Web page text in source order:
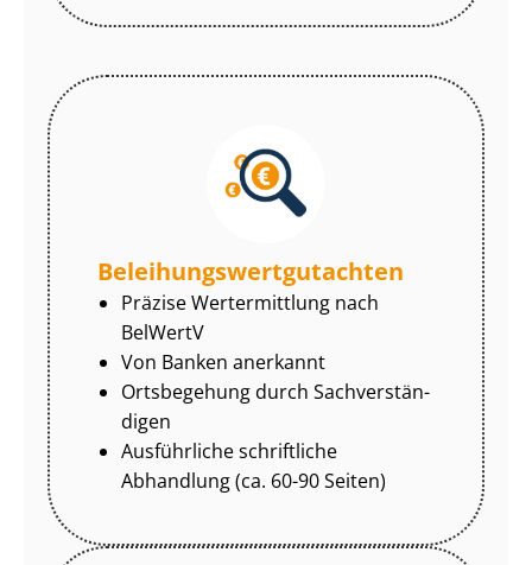
Be­lei­hungs­wert­gut­ach­ten
Präzise Wertermittlung nach
BelWertV
Von Banken anerkannt
Ortsbegehung durch Sach­ver­stän­
di­gen
Ausführliche schriftliche
Abhandlung (ca. 60-90 Seiten)